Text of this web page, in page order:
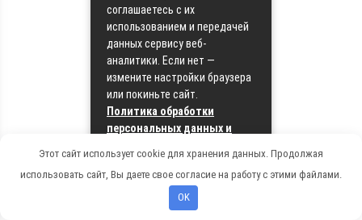
Обзор
видеорегистратора
Aviline DVR-B
Особенности
видеорегистратора
соглашаетесь с их
использованием и передачей
данных сервису веб-
аналитики. Если нет —
измените настройки браузера
или покиньте сайт.
Политика обработки
персональных данных и
Принять
Этот сайт использует cookie для хранения данных. Продолжая
использовать сайт, Вы даете свое согласие на работу с этими файлами.
OK